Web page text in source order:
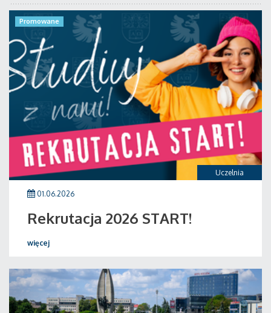
Uczelnia
Promowane
01.06.2026
Rekrutacja 2026 START!
więcej